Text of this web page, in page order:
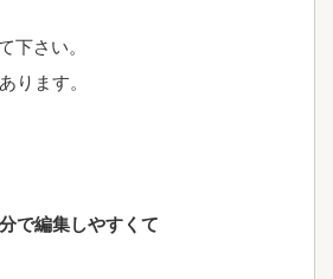
下さい。
ります。
で編集しやすくて